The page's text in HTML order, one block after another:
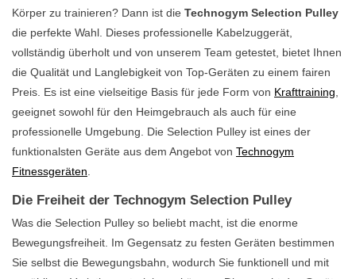
Körper zu trainieren? Dann ist die Technogym Selection Pulley
die perfekte Wahl. Dieses professionelle Kabelzuggerät,
vollständig überholt und von unserem Team getestet, bietet Ihnen
die Qualität und Langlebigkeit von Top-Geräten zu einem fairen
Preis. Es ist eine vielseitige Basis für jede Form von Krafttraining
geeignet sowohl für den Heimgebrauch als auch für eine
professionelle Umgebung. Die Selection Pulley ist eines der
funktionalsten Geräte aus dem Angebot von Technogym
Fitnessgeräten
Die Freiheit der Technogym Selection Pulley
Was die Selection Pulley so beliebt macht, ist die enorme
Bewegungsfreiheit. Im Gegensatz zu festen Geräten bestimmen
Sie selbst die Bewegungsbahn, wodurch Sie funktionell und mit